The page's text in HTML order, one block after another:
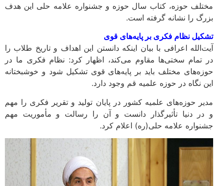
مختلف حوزه، کتاب سال حوزه و جشنواره علامه حلی این هدف
بزرگ را نشانه گرفته است.
تشکیل نظام فکری بر پایه‌های قوی
آیت‌الله اعرافی با بیان اینکه دانستن این اهداف و تاریخ طلاب را
در تمام سختی‌ها مقاوم می‌کند، اظهار کرد: نظام فکری ما در
حوزه‌های مختلف باید بر پایه‌های قوی تشکیل شود و خوشبختانه
این نگاه در حوزه علمیه قم وجود دارد.
مدیر حوزه‌های علمیه کشور در پایان تولید و تقریر فکری را مهم
و در دنیا تأثیرگذار دانست و آن را رسالت و مأموریت مهم
جشنواره علامه حلی(ره) اعلام کرد.